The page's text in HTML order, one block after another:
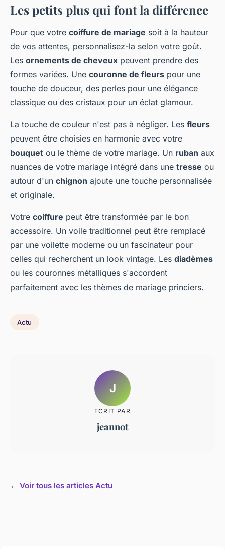
Les petits plus qui font la différence
Pour que votre coiffure de mariage soit à la hauteur
de vos attentes, personnalisez-la selon votre goût.
Les ornements de cheveux peuvent prendre des
formes variées. Une couronne de fleurs pour une
touche de douceur, des perles pour une élégance
classique ou des cristaux pour un éclat glamour.
La touche de couleur n'est pas à négliger. Les fleurs
peuvent être choisies en harmonie avec votre
bouquet ou le thème de votre mariage. Un ruban aux
nuances de votre mariage intégré dans une tresse ou
autour d'un chignon ajoute une touche personnalisée
et originale.
Votre coiffure peut être transformée par le bon
accessoire. Un voile traditionnel peut être remplacé
par une voilette moderne ou un fascinateur pour
celles qui recherchent un look vintage. Les diadèmes
ou les couronnes métalliques s'accordent
parfaitement avec les thèmes de mariage princiers.
Actu
J
ECRIT PAR
jeannot
← Voir tous les articles Actu